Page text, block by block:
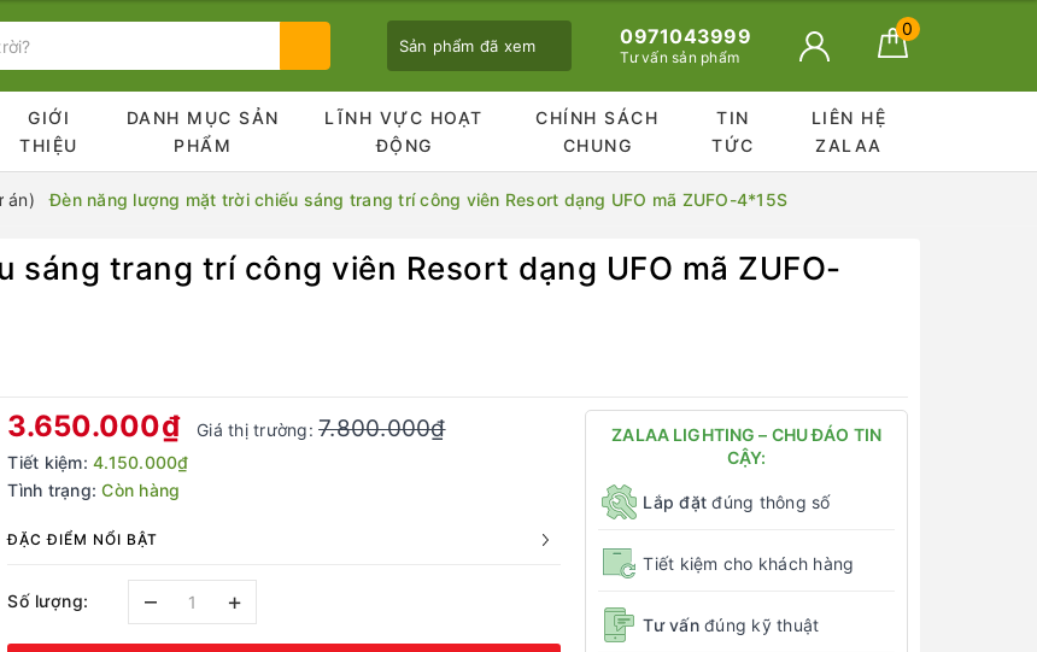
Sản phẩm đã xem
Bạn chưa xem sản phẩm nào
0971043999
Tư vấn sản phẩm
0
GIỚI
THIỆU
DANH MỤC SẢN
PHẨM
LĨNH VỰC HOẠT
ĐỘNG
CHÍNH SÁCH
CHUNG
TIN
TỨC
LIÊN HỆ
ZALAA
án) Đèn năng lượng mặt trời chiếu sáng trang trí công viên Resort dạng UFO mã ZUFO-4*15S
trang trí công viên Resort dạng UFO mã ZUFO-
3.650.000₫ Giá thị trường:7.800.000₫
Tiết kiệm:4.150.000₫
Tình trạng: Còn hàng
ĐẶC ĐIỂM NỔI BẬT
Số lượng: – +
ZALAA LIGHTING – CHU ĐÁO TIN
CẬY:
Lắp đặt đúng thông số
Tiết kiệm cho khách hàng
Tư vấnđúng kỹ thuật